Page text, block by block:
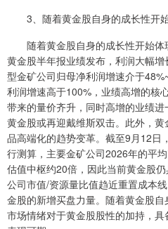
3、随着黄金股自身的成长性开
随着黄金股自身的成长性开始体
黄金股半年报业绩发布，利润大幅
型金矿公司归母净利润增速介于
利润增速高于100%，业绩高增的核
带来的量价齐升，同时高增的业绩
黄金股或再迎戴维斯双击。此外，
品高端化的趋势变革。截至9月12日
行测算，主要金矿公司2026年的平
估值中枢约20倍，因此当前黄金股
公司市值/资源量比值趋近重置成本
金股的新增买盘力量。随着黄金股
市场情绪对于黄金股股性的加持，